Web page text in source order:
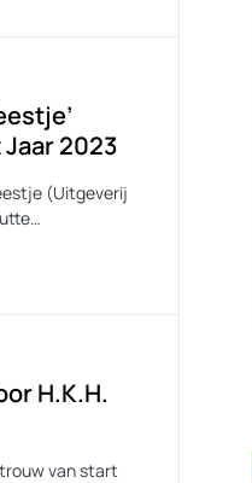
2023
(Uitgeverij
H.K.H.
van start